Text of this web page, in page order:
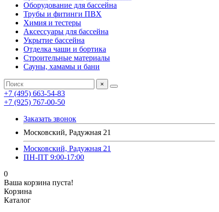
Оборудование для бассейна
Трубы и фитинги ПВХ
Химия и тестеры
Аксессуары для бассейна
Укрытие бассейна
Отделка чаши и бортика
Строительные материалы
Сауны, хамамы и бани
×
+7 (495) 663-54-83
+7 (925) 767-00-50
Заказать звонок
Московский, Радужная 21
Московский, Радужная 21
ПН-ПТ 9:00-17:00
0
Ваша корзина пуста!
Корзина
Каталог